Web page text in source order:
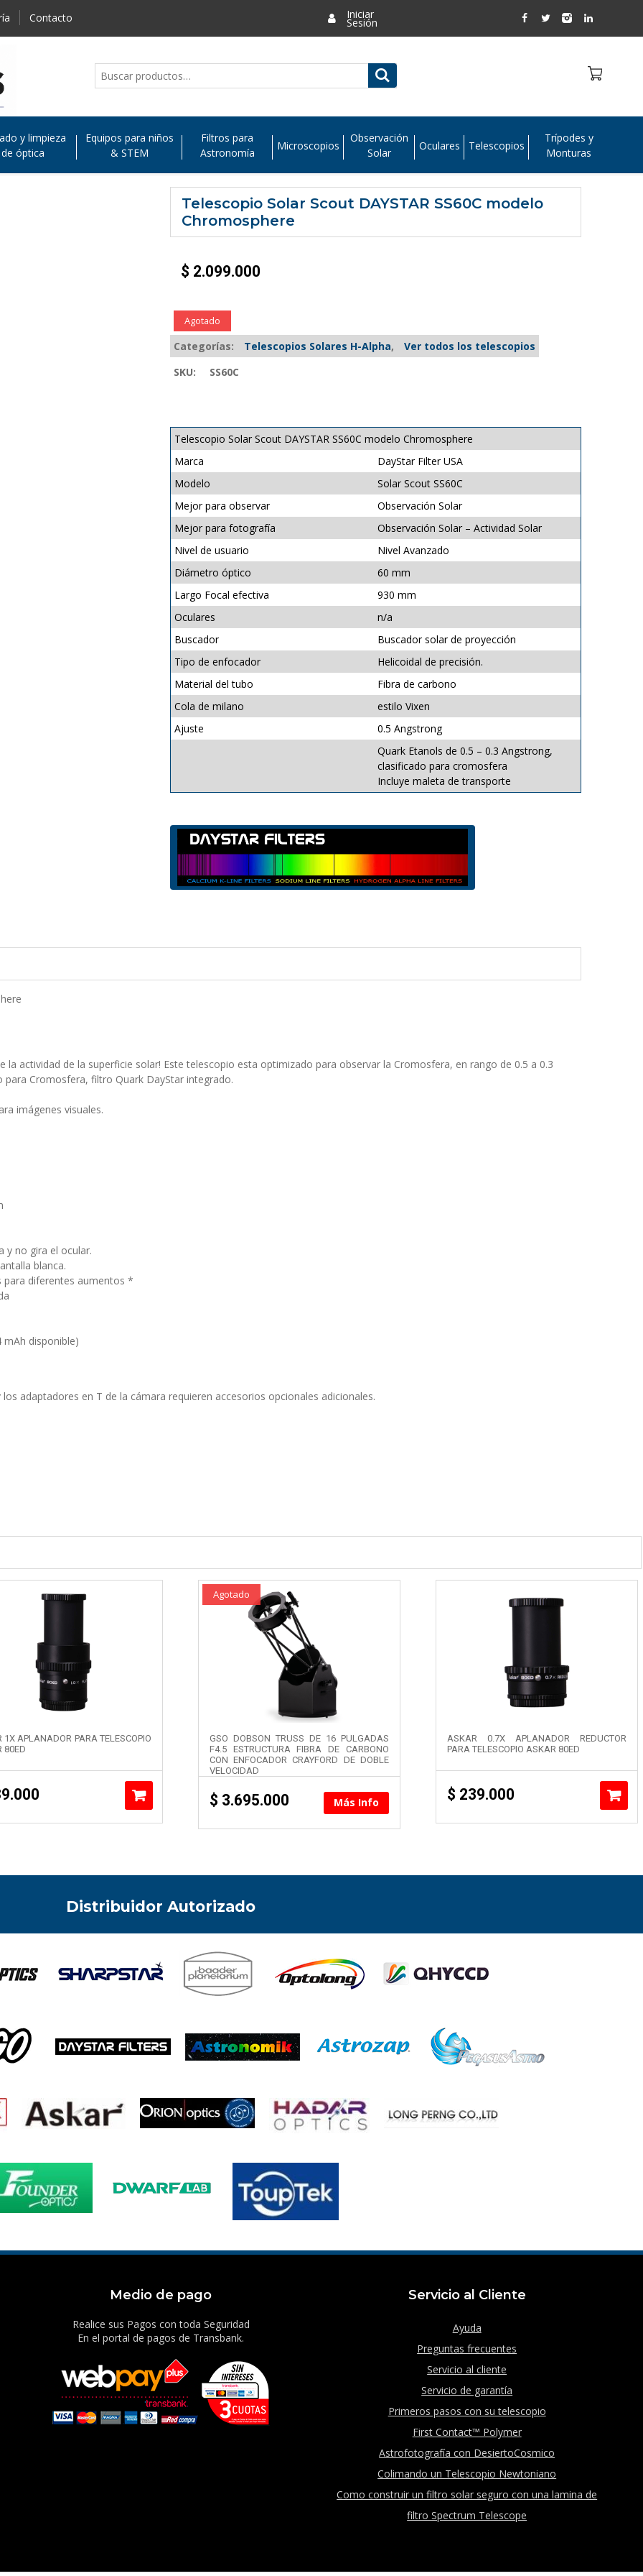
Contacto Iniciar
Sesión
y limpieza
de óptica
Equipos para niños
& STEM
Filtros para
Astronomía
Microscopios
Observación
Solar
Oculares Telescopios
Trípodes y
Monturas
Telescopio Solar Scout DAYSTAR SS60C modelo
Chromosphere
$ 2.099.000
Agotado
Categorías: Telescopios Solares H-Alpha,
Ver todos los telescopios
SKU:
SS60C
Telescopio Solar Scout DAYSTAR SS60C modelo Chromosphere
Marca
DayStar Filter USA
Modelo
Solar Scout SS60C
Mejor para observar
Observación Solar
Mejor para fotografía
Observación Solar – Actividad Solar
Nivel de usuario
Nivel Avanzado
Diámetro óptico
60 mm
Largo Focal efectiva
930 mm
Oculares
n/a
Buscador
Buscador solar de proyección
Tipo de enfocador
Helicoidal de precisión.
Material del tubo
Fibra de carbono
Cola de milano
estilo Vixen
Ajuste
0.5 Angstrong
Quark Etanols de 0.5 – 0.3 Angstrong,
clasificado para cromosfera
Incluye maleta de transporte
actividad de la superficie solar! Este telescopio esta optimizado para observar la Cromosfera, en rango de 0.5 a 0.3
para Cromosfera, filtro Quark DayStar integrado.
imágenes visuales.
y no gira el ocular.
blanca.
para diferentes aumentos *
mAh disponible)
adaptadores en T de la cámara requieren accesorios opcionales adicionales.
1X APLANADOR PARA TELESCOPIO
80ED
Agotado
GSO DOBSON TRUSS DE 16 PULGADAS
F4.5 ESTRUCTURA FIBRA DE CARBONO
CON ENFOCADOR CRAYFORD DE DOBLE
VELOCIDAD
$ 3.695.000 Más Info
ASKAR 0.7X APLANADOR REDUCTOR
PARA TELESCOPIO ASKAR 80ED
$ 239.000
Distribuidor Autorizado
Medio de pago
Realice sus Pagos con toda Seguridad
En el portal de pagos de Transbank.
Servicio al Cliente
Ayuda
Preguntas frecuentes
Servicio al cliente
Servicio de garantía
Primeros pasos con su telescopio
First Contact™ Polymer
Astrofotografía con DesiertoCosmico
Colimando un Telescopio Newtoniano
Como construir un filtro solar seguro con una lamina de
filtro Spectrum Telescope